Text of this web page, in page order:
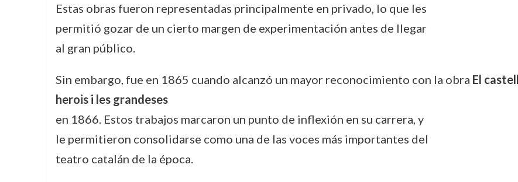
Estas obras fueron representadas principalmente en privado, lo que les
permitió gozar de un cierto margen de experimentación antes de llegar
al gran público.
Sin embargo, fue en 1865 cuando alcanzó un mayor reconocimiento con la obra El
herois i les grandeses
en 1866. Estos trabajos marcaron un punto de inflexión en su carrera, y
le permitieron consolidarse como una de las voces más importantes del
teatro catalán de la época.